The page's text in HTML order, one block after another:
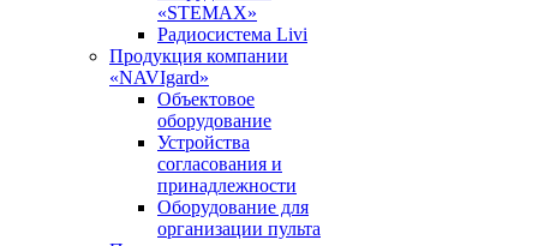
«STEMAX»
Радиосистема Livi
Продукция компании
«NAVIgard»
Объектовое
оборудование
Устройства
согласования и
принадлежности
Оборудование для
организации пульта